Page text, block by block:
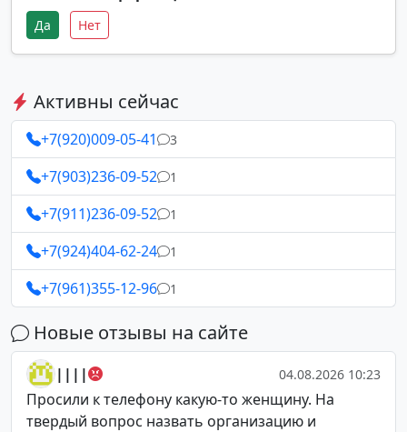
Да Нет
Активны сейчас
+7(920)009-05-41 3
+7(903)236-09-52 1
+7(911)236-09-52 1
+7(924)404-62-24 1
+7(961)355-12-96 1
Новые отзывы на сайте
|||| 04.08.2026 10:23
Просили к телефону какую-то женщину. На
твердый вопрос назвать организацию и